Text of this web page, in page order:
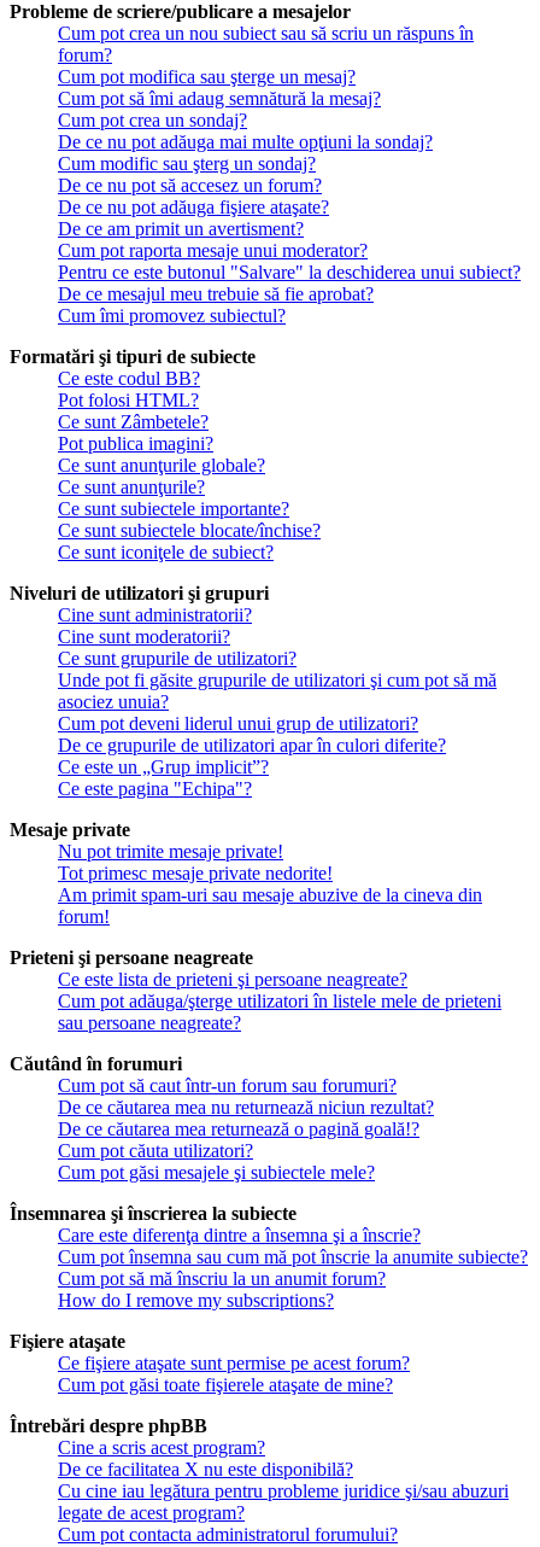
Probleme de scriere/publicare a mesajelor
Cum pot crea un nou subiect sau să scriu un răspuns în
forum?
Cum pot modifica sau şterge un mesaj?
Cum pot să îmi adaug semnătură la mesaj?
Cum pot crea un sondaj?
De ce nu pot adăuga mai multe opţiuni la sondaj?
Cum modific sau şterg un sondaj?
De ce nu pot să accesez un forum?
De ce nu pot adăuga fişiere ataşate?
De ce am primit un avertisment?
Cum pot raporta mesaje unui moderator?
Pentru ce este butonul "Salvare" la deschiderea unui subiect?
De ce mesajul meu trebuie să fie aprobat?
Cum îmi promovez subiectul?
Formatări şi tipuri de subiecte
Ce este codul BB?
Pot folosi HTML?
Ce sunt Zâmbetele?
Pot publica imagini?
Ce sunt anunţurile globale?
Ce sunt anunţurile?
Ce sunt subiectele importante?
Ce sunt subiectele blocate/închise?
Ce sunt iconiţele de subiect?
Niveluri de utilizatori şi grupuri
Cine sunt administratorii?
Cine sunt moderatorii?
Ce sunt grupurile de utilizatori?
Unde pot fi găsite grupurile de utilizatori şi cum pot să mă
asociez unuia?
Cum pot deveni liderul unui grup de utilizatori?
De ce grupurile de utilizatori apar în culori diferite?
Ce este un „Grup implicit”?
Ce este pagina "Echipa"?
Mesaje private
Nu pot trimite mesaje private!
Tot primesc mesaje private nedorite!
Am primit spam-uri sau mesaje abuzive de la cineva din
forum!
Prieteni şi persoane neagreate
Ce este lista de prieteni şi persoane neagreate?
Cum pot adăuga/şterge utilizatori în listele mele de prieteni
sau persoane neagreate?
Căutând în forumuri
Cum pot să caut într-un forum sau forumuri?
De ce căutarea mea nu returnează niciun rezultat?
De ce căutarea mea returnează o pagină goală!?
Cum pot căuta utilizatori?
Cum pot găsi mesajele şi subiectele mele?
Însemnarea şi înscrierea la subiecte
Care este diferenţa dintre a însemna şi a înscrie?
Cum pot însemna sau cum mă pot înscrie la anumite subiecte?
Cum pot să mă înscriu la un anumit forum?
How do I remove my subscriptions?
Fişiere ataşate
Ce fişiere ataşate sunt permise pe acest forum?
Cum pot găsi toate fişierele ataşate de mine?
Întrebări despre phpBB
Cine a scris acest program?
De ce facilitatea X nu este disponibilă?
Cu cine iau legătura pentru probleme juridice şi/sau abuzuri
legate de acest program?
Cum pot contacta administratorul forumului?